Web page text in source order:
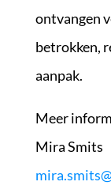
ontvangen
betrokken,
aanpak.
Meer
Mira Smits